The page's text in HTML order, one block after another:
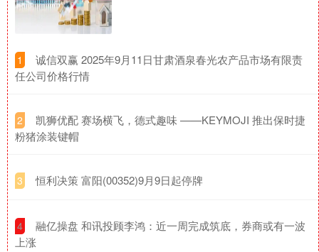
1
​诚信双赢 2025年9月11日甘肃酒泉春光农产品市场有限责
任公司价格行情
2
​凯狮优配 赛场横飞，德式趣味 ——KEYMOJI 推出保时捷
粉猪涂装键帽
3 ​恒利决策 富阳(00352)9月9日起停牌
4
​融亿操盘 和讯投顾李鸿：近一周完成筑底，券商或有一波
上涨